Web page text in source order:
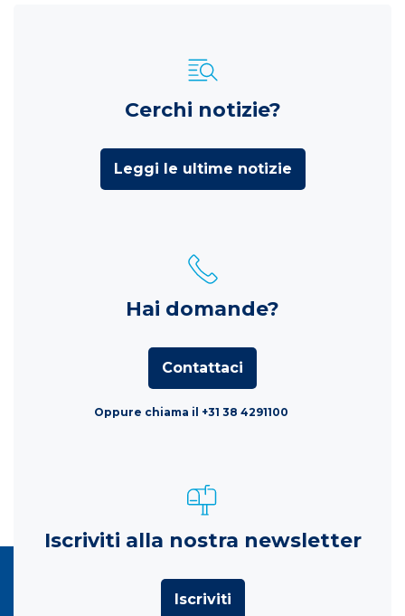
Cerchi notizie?
Leggi le ultime notizie
Hai domande?
Contattaci
Oppure chiama il +31 38 4291100
Iscriviti alla nostra newsletter
Iscriviti